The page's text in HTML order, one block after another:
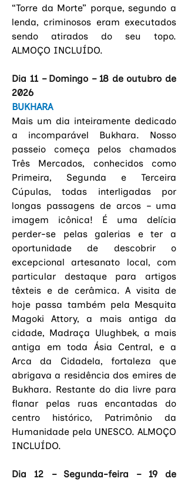
“Torre da Morte” porque, segundo a
lenda, criminosos eram executados
ALMOÇO INCLUÍDO.
Dia 11 – Domingo – 18 de outubro de
2026
BUKHARA
Mais um dia inteiramente dedicado
a incomparável Bukhara. Nosso
Três Mercados, conhecidos como
Primeira, Segunda e Terceira
Cúpulas, todas interligadas por
longas passagens de arcos – uma
imagem icônica! É uma delícia
perder-se pelas galerias e ter a
oportunidade de descobrir o
excepcional artesanato local, com
particular destaque para artigos
têxteis e de cerâmica. A visita de
hoje passa também pela Mesquita
Magoki Attory, a mais antiga da
cidade, Madraça Ulughbek, a mais
antiga em toda Ásia Central, e a
Arca da Cidadela, fortaleza que
abrigava a residência dos emires de
Bukhara. Restante do dia livre para
flanar pelas ruas encantadas do
centro histórico, Patrimônio da
Humanidade pela UNESCO. ALMOÇO
INCLUÍDO.
Dia 12 – Segunda-feira – 19 de